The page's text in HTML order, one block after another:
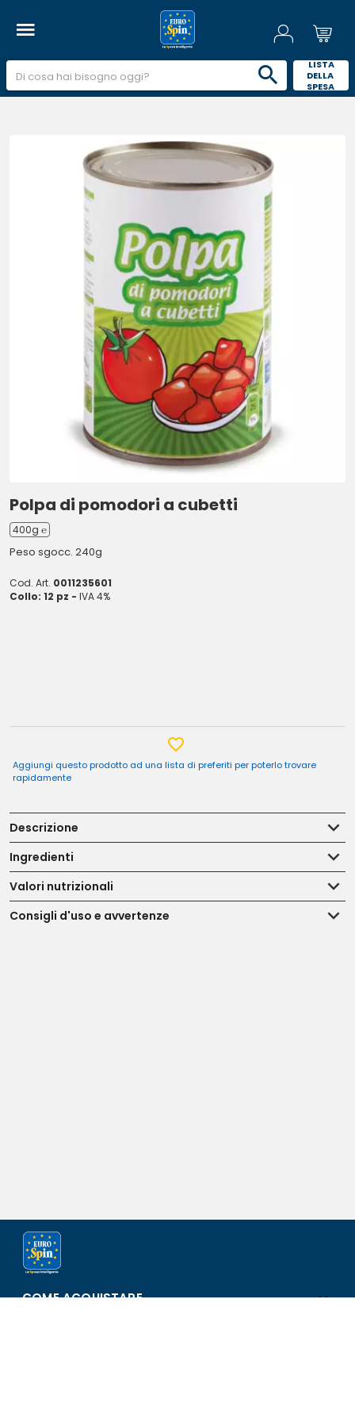
LISTA
DELLA
SPESA
Polpa di pomodori a cubetti
400g ℮
Peso sgocc. 240g
Cod. Art. 0011235601
Collo: 12 pz - IVA 4%
Aggiungi questo prodotto ad una lista di preferiti per poterlo trovare
rapidamente
Descrizione
Ingredienti
Valori nutrizionali
Consigli d'uso e avvertenze
COME ACQUISTARE